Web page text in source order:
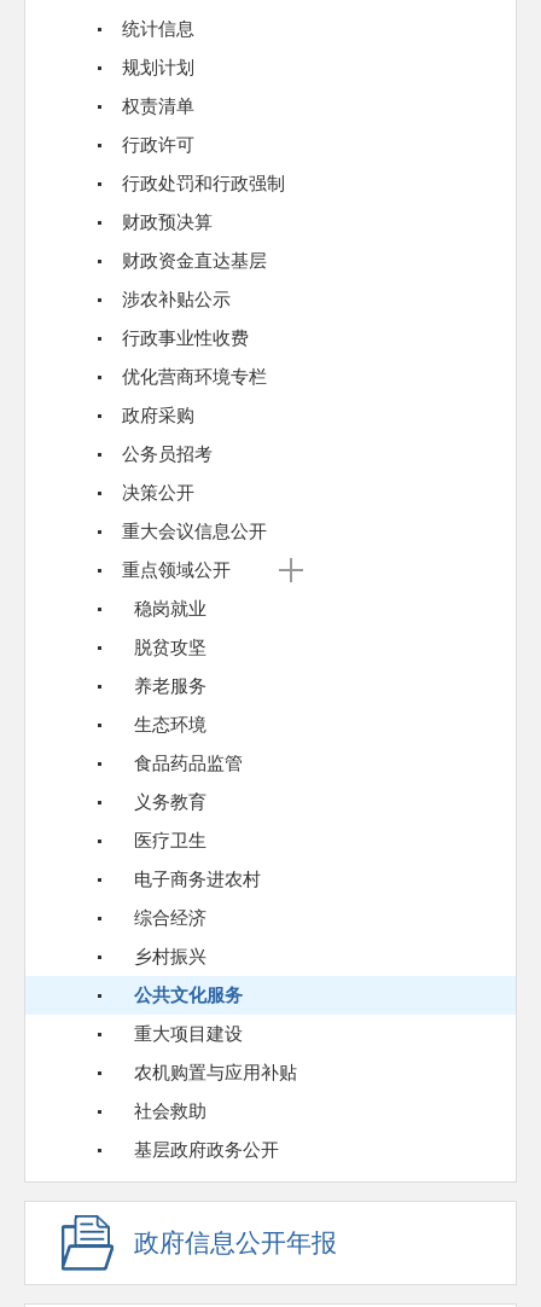
统计信息
规划计划
权责清单
行政许可
行政处罚和行政强制
财政预决算
财政资金直达基层
涉农补贴公示
行政事业性收费
优化营商环境专栏
政府采购
公务员招考
决策公开
重大会议信息公开
重点领域公开
稳岗就业
脱贫攻坚
养老服务
生态环境
食品药品监管
义务教育
医疗卫生
电子商务进农村
综合经济
乡村振兴
公共文化服务
重大项目建设
农机购置与应用补贴
社会救助
基层政府政务公开
政府信息公开年报